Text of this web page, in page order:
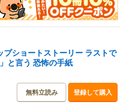
プショートストーリー ラストで
と言う 恐怖の手紙
無料立読み 登録して購入